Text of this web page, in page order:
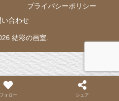
プライバシーポリシー
い合わせ
結彩の画室.
フォロー シェア